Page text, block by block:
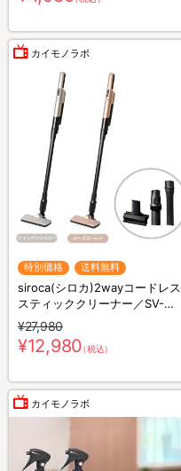
カイモノラボ
特別価格 送料無料
siroca(シロカ)2wayコードレス
スティッククリーナー／SV-
S281
¥27,980
¥12,980（税込）
カイモノラボ